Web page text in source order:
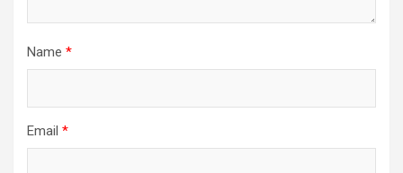
Name *
Email *